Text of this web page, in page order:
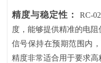
精度与稳定性：
RC-
度，能够提供精准的电
信号保持在预期范围内
精度非常适合用于要求